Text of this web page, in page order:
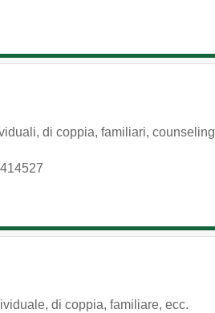
di coppia, familiari, counseling
di coppia, familiare, ecc.